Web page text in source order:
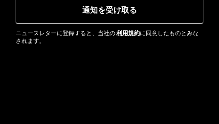
通知を受け取る
ニュースレターに登録すると、当社の利用規約に同意したものとみな
されます。